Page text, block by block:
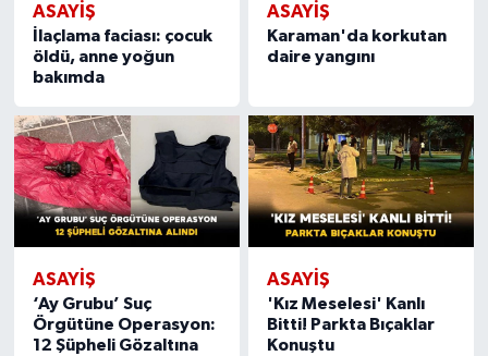
ASAYIŞ
İlaçlama faciası: çocuk
öldü, anne yoğun
bakımda
ASAYIŞ
Karaman'da korkutan
daire yangını
ASAYIŞ
‘Ay Grubu’ Suç
Örgütüne Operasyon:
12 Şüpheli Gözaltına
ASAYIŞ
'Kız Meselesi' Kanlı
Bitti! Parkta Bıçaklar
Konuştu